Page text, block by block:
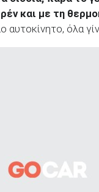
και με τη
όλα